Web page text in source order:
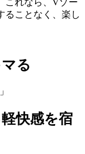
ることなく、楽し
る
」
快感を宿